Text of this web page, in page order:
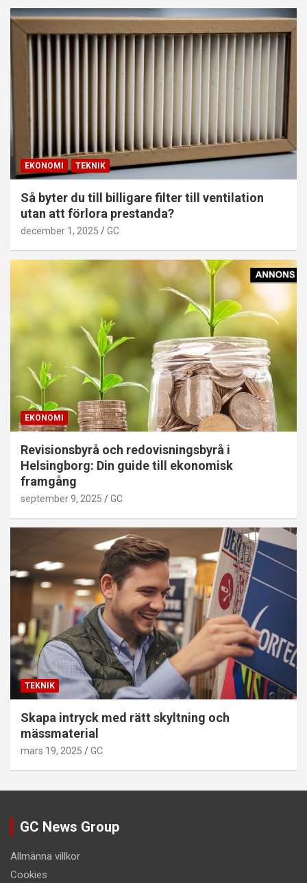
EKONOMI TEKNIK
Så byter du till billigare filter till ventilation
utan att förlora prestanda?
december 1, 2025 GC
EKONOMI
Revisionsbyrå och redovisningsbyrå i
Helsingborg: Din guide till ekonomisk
framgång
september 9, 2025 GC
TEKNIK
Skapa intryck med rätt skyltning och
mässmaterial
mars 19, 2025 GC
GC News Group
Allmänna villkor
Cookies